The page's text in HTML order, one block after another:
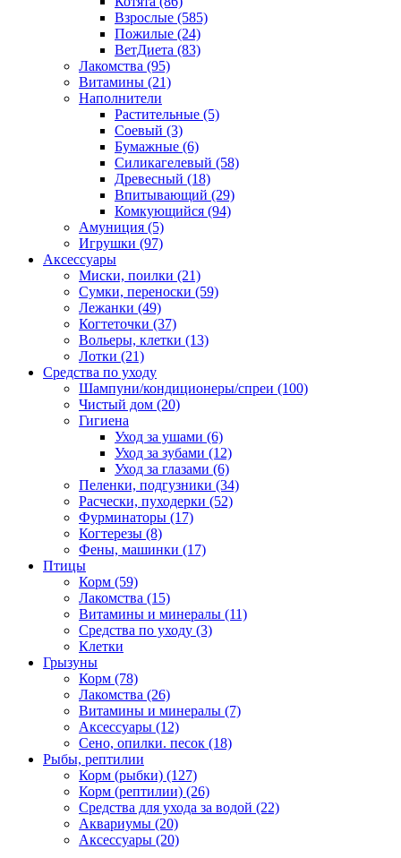
Взрослые (585)
Пожилые (24)
ВетДиета (83)
Лакомства (95)
Витамины (21)
Наполнители
Растительные (5)
Соевый (3)
Бумажные (6)
Силикагелевый (58)
Древесный (18)
Впитывающий (29)
Комкующийся (94)
Амуниция (5)
Игрушки (97)
Аксессуары
Миски, поилки (21)
Сумки, переноски (59)
Лежанки (49)
Когтеточки (37)
Вольеры, клетки (13)
Лотки (21)
Средства по уходу
Шампуни/кондиционеры/спреи (100)
Чистый дом (20)
Гигиена
Уход за ушами (6)
Уход за зубами (12)
Уход за глазами (6)
Пеленки, подгузники (34)
Расчески, пуходерки (52)
Фурминаторы (17)
Когтерезы (8)
Фены, машинки (17)
Птицы
Корм (59)
Лакомства (15)
Витамины и минералы (11)
Средства по уходу (3)
Клетки
Грызуны
Корм (78)
Лакомства (26)
Витамины и минералы (7)
Аксессуары (12)
Сено, опилки. песок (18)
Рыбы, рептилии
Корм (рыбки) (127)
Корм (рептилии) (26)
Средства для ухода за водой (22)
Аквариумы (20)
Аксессуары (20)